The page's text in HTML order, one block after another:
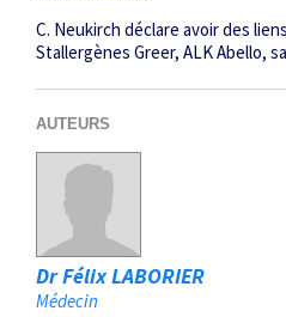
C. Neukirch déclare avoir des
Stallergènes Greer, ALK Abello,
AUTEURS
Dr Félix LABORIER
Médecin